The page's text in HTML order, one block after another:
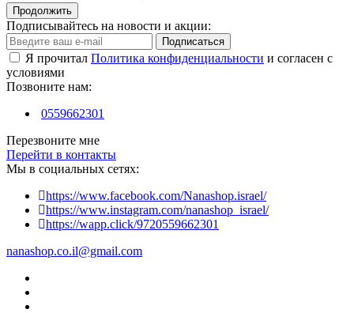
Продолжить
Подписывайтесь на новости и акции:
Подписаться
Я прочитал Политика конфиденциальности и согласен с
условиями
Позвоните нам:
0559662301
Перезвоните мне
Перейти в контакты
Мы в социальных сетях:
https://www.facebook.com/Nanashop.israel/
https://www.instagram.com/nanashop_israel/
https://wapp.click/9720559662301
nanashop.co.il@gmail.com